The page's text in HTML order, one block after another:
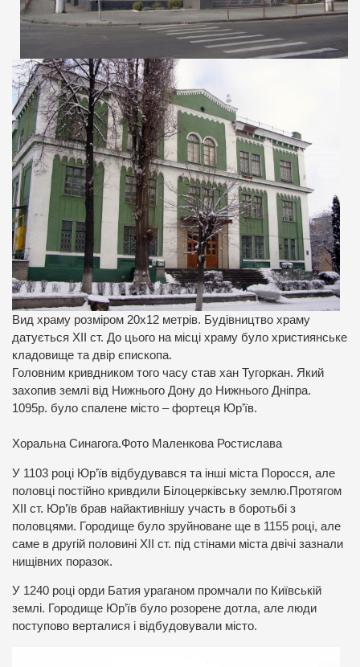
Вид храму розміром 20х12 метрів. Будівництво храму
датується XII ст. До цього на місці храму було християнське
кладовище та двір єпископа.
Головним кривдником того часу став хан Тугоркан. Який
захопив землі від Нижнього Дону до Нижнього Дніпра.
1095р. було спалене місто – фортеця Юр’їв.
Хоральна Синагога.Фото Маленкова Ростислава
У 1103 році Юр’їв відбудувався та інші міста Поросся, але
половці постійно кривдили Білоцерківську землю.Протягом
XII ст. Юр’їв брав найактивнішу участь в боротьбі з
половцями. Городище було зруйноване ще в 1155 році, але
саме в другій половині XII ст. під стінами міста двічі зазнали
нищівних поразок.
У 1240 році орди Батия ураганом промчали по Київській
землі. Городище Юр’їв було розорене дотла, але люди
поступово верталися і відбудовували місто.